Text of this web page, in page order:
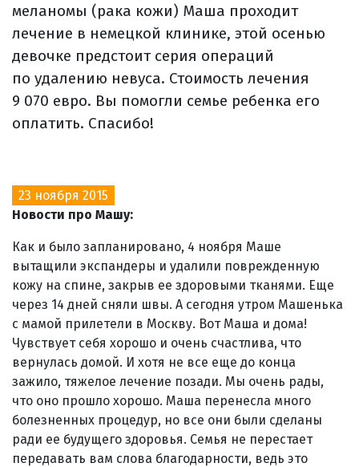
меланомы (рака кожи) Маша проходит
лечение в немецкой клинике, этой осенью
девочке предстоит серия операций
по удалению невуса. Стоимость лечения
9 070 евро. Вы помогли семье ребенка его
оплатить. Спасибо!
23 ноября 2015
Новости про Машу:
Как и было запланировано, 4 ноября Маше
вытащили экспандеры и удалили поврежденную
кожу на спине, закрыв ее здоровыми тканями. Еще
через 14 дней сняли швы. А сегодня утром Машенька
с мамой прилетели в Москву. Вот Маша и дома!
Чувствует себя хорошо и очень счастлива, что
вернулась домой. И хотя не все еще до конца
зажило, тяжелое лечение позади. Мы очень рады,
что оно прошло хорошо. Маша перенесла много
болезненных процедур, но все они были сделаны
ради ее будущего здоровья. Семья не перестает
передавать вам слова благодарности, ведь это